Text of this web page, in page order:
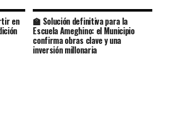
en 🏫 Solución definitiva para la
Escuela Ameghino: el Municipio
confirma obras clave y una
inversión millonaria